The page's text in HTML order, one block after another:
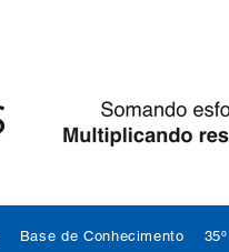
Base de Conhecimento